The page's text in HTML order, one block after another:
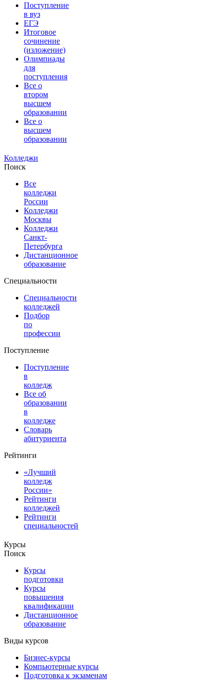
Поступление
в вуз
ЕГЭ
Итоговое
сочинение
(изложение)
Олимпиады
для
поступления
Все о
втором
высшем
образовании
Все о
высшем
образовании
Колледжи
Поиск
Все
колледжи
России
Колледжи
Москвы
Колледжи
Санкт-
Петербурга
Дистанционное
образование
Специальности
Специальности
колледжей
Подбор
по
профессии
Поступление
Поступление
в
колледж
Все об
образовании
в
колледже
Словарь
абитуриента
Рейтинги
«Лучший
колледж
России»
Рейтинги
колледжей
Рейтинги
специальностей
Курсы
Поиск
Курсы
подготовки
Курсы
повышения
квалификации
Дистанционное
образование
Виды курсов
Бизнес-курсы
Компьютерные курсы
Подготовка к экзаменам